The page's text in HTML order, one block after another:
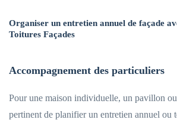
Organiser un entretien annuel de façade
Toitures Façades
Accompagnement des particuliers
Pour une maison individuelle, un pavillon
pertinent de planifier un entretien annuel ou